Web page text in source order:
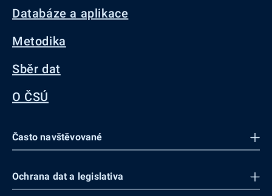
Databáze a aplikace
Metodika
Sběr dat
O ČSÚ
Často navštěvované
Ochrana dat a legislativa